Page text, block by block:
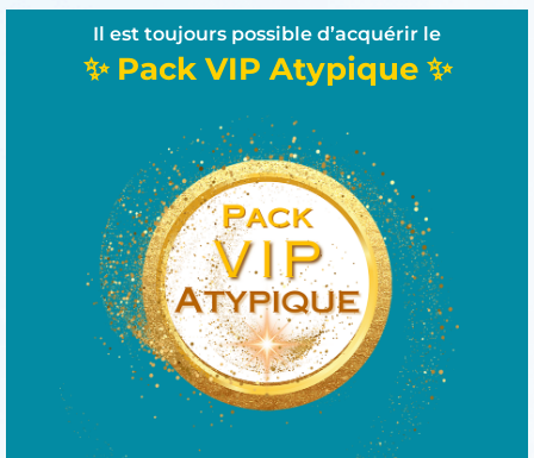
Il est toujours possible d’acquérir le
✨ Pack VIP Atypique ✨